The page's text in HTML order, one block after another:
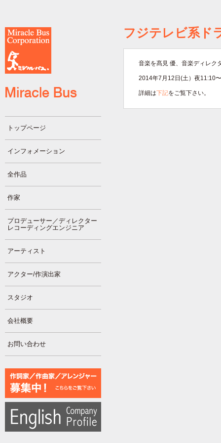
トップページ
インフォメーション
全作品
作家
プロデューサー／ディレクター
レコーディングエンジニア
アーティスト
アクター/作演出家
スタジオ
会社概要
お問い合わせ
フジテレビ系ド
音楽を髙見 優、音楽ディレク
2014年7月12日(土）夜11:10
詳細は下記をご覧下さい。